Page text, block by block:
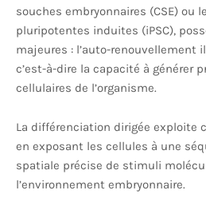
souches embryonnaires (CSE) ou
pluripotentes induites (iPSC),
majeures : l’auto-
c’est-à-dire la capacité à générer
cellulaires de l’organisme.
La différenciation dirigée exploite
en exposant les cellules à une
spatiale précise de stimuli
l’environnement embryonnaire.